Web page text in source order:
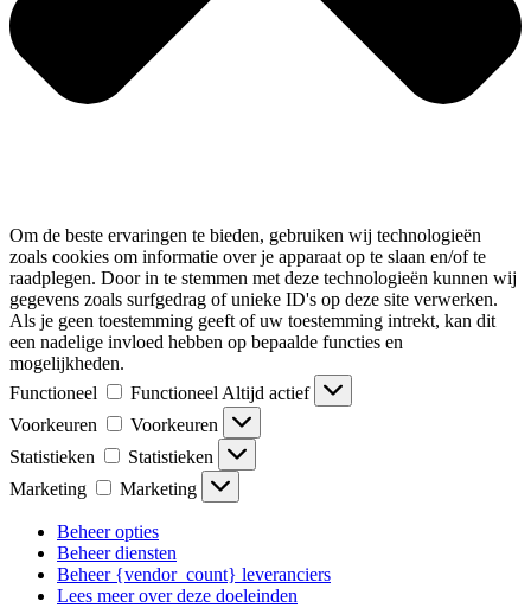
Om de beste ervaringen te bieden, gebruiken wij technologieën
zoals cookies om informatie over je apparaat op te slaan en/of te
raadplegen. Door in te stemmen met deze technologieën kunnen wij
gegevens zoals surfgedrag of unieke ID's op deze site verwerken.
Als je geen toestemming geeft of uw toestemming intrekt, kan dit
een nadelige invloed hebben op bepaalde functies en
mogelijkheden.
Functioneel
Functioneel Altijd actief
Voorkeuren
Voorkeuren
Statistieken
Statistieken
Marketing
Marketing
Beheer opties
Beheer diensten
Beheer {vendor_count} leveranciers
Lees meer over deze doeleinden